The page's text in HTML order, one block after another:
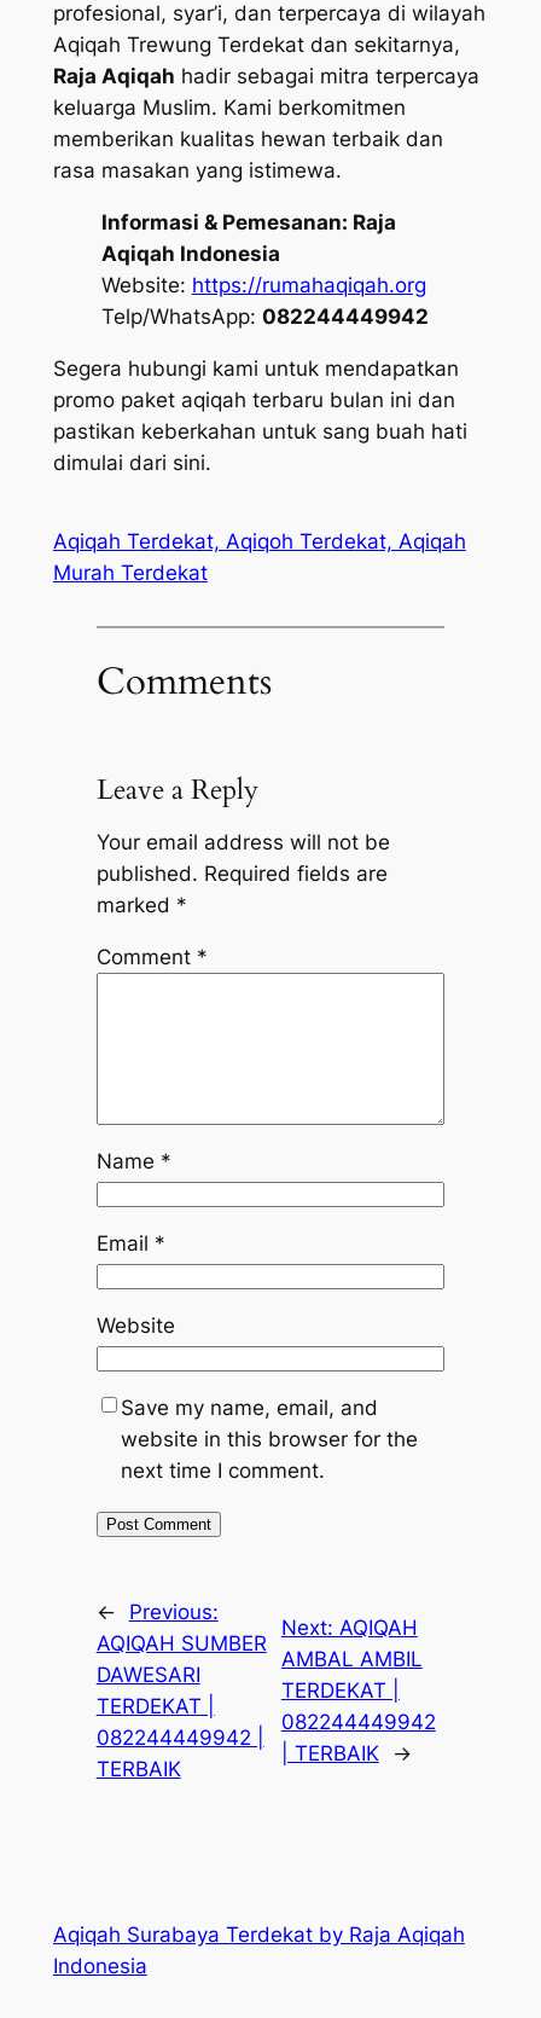
profesional, syar’i, dan terpercaya di wilayah
Aqiqah Trewung Terdekat dan sekitarnya,
Raja Aqiqah hadir sebagai mitra terpercaya
keluarga Muslim. Kami berkomitmen
memberikan kualitas hewan terbaik dan
rasa masakan yang istimewa.
Informasi & Pemesanan: Raja
Aqiqah Indonesia
Website: https://rumahaqiqah.org
Telp/WhatsApp: 082244449942
Segera hubungi kami untuk mendapatkan
promo paket aqiqah terbaru bulan ini dan
pastikan keberkahan untuk sang buah hati
dimulai dari sini.
Aqiqah Terdekat, Aqiqoh Terdekat, Aqiqah
Murah Terdekat
Comments
Leave a Reply
Your email address will not be
published. Required fields are
marked *
Comment *
Name *
Email *
Website
Save my name, email, and
website in this browser for the
next time I comment.
←
Previous:
AQIQAH SUMBER
DAWESARI
TERDEKAT |
082244449942 |
TERBAIK
Next: AQIQAH
AMBAL AMBIL
TERDEKAT |
082244449942
| TERBAIK
→
Aqiqah Surabaya Terdekat by Raja Aqiqah
Indonesia